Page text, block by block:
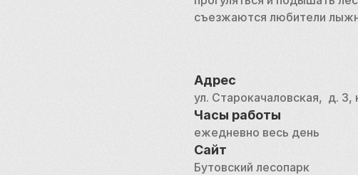
съезжаются любители
Адрес
ул. Старокачаловская,  д. 3,
Часы работы
ежедневно весь день
Сайт
Бутовский лесопарк